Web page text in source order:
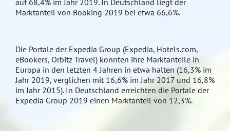
Marktanteil von Booking 2019 bei etwa 66,6%.
Die Portale der Expedia Group (Expedia, Hotels.com,
eBookers, Orbitz Travel) konnten ihre Marktanteile in
Europa in den letzten 4 Jahren in etwa halten (16,3% im
Jahr 2019, verglichen mit 16,6% im Jahr 2017 und 16,8%
im Jahr 2015). In Deutschland erreichten die Portale der
Expedia Group 2019 einen Marktanteil von 12,3%.